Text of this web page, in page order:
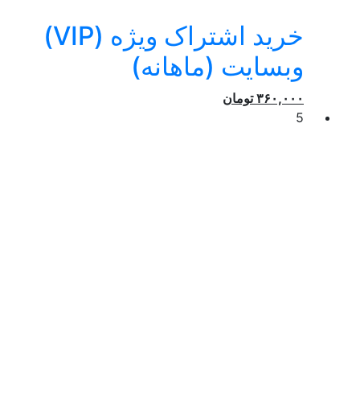
خرید اشتراک ویژه (VIP)
وبسایت (ماهانه)
۳۶۰,۰۰۰ تومان
5